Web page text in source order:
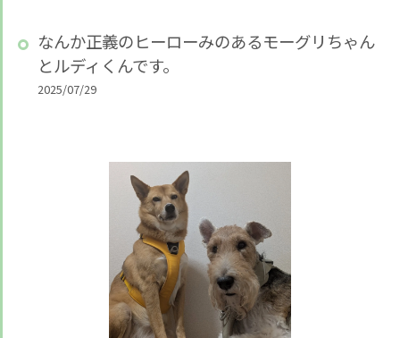
なんか正義のヒーローみのあるモーグリちゃん
とルディくんです。
2025/07/29